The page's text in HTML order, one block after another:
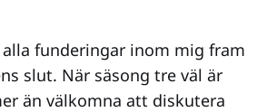
alla funderingar inom mig fram
slut. När säsong tre väl är
än välkomna att diskutera